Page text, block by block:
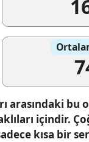
arasındaki
içindir.
kısa bir